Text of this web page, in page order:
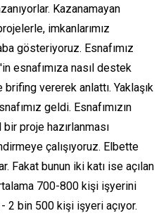
Kazanamayan
imkanlarımız
gösteriyoruz. Esnafımız
esnafımıza nasıl destek
vererek anlattı. Yaklaşık
geldi. Esnafımızın
proje hazırlanması
çalışıyoruz. Elbette
Fakat bunun iki katı ise açılan
700-800 kişi işyerini
2 bin 500 kişi işyeri açıyor.